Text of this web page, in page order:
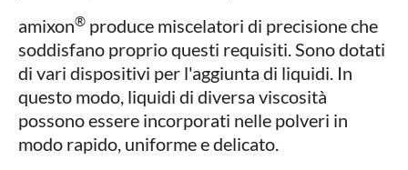
amixon® produce miscelatori di precisione che
soddisfano proprio questi requisiti. Sono dotati
di vari dispositivi per l'aggiunta di liquidi. In
questo modo, liquidi di diversa viscosità
possono essere incorporati nelle polveri in
modo rapido, uniforme e delicato.